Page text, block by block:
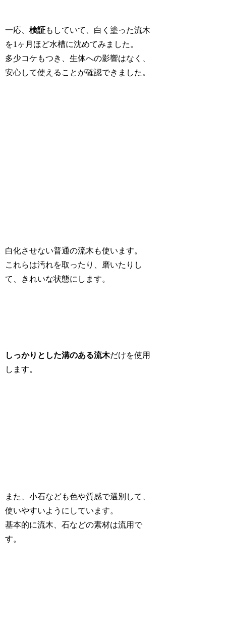
一応、検証もしていて、白く塗った流木
を1ヶ月ほど水槽に沈めてみました。
多少コケもつき、生体への影響はなく、
安心して使えることが確認できました。
白化させない普通の流木も使います。
これらは汚れを取ったり、磨いたりし
て、きれいな状態にします。
しっかりとした溝のある流木だけを使用
します。
また、小石なども色や質感で選別して、
使いやすいようにしています。
基本的に流木、石などの素材は流用で
す。